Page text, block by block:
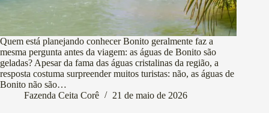
Quem está planejando conhecer Bonito geralmente faz a
mesma pergunta antes da viagem: as águas de Bonito são
geladas? Apesar da fama das águas cristalinas da região, a
resposta costuma surpreender muitos turistas: não, as águas de
Bonito não são…
Fazenda Ceita Corê
21 de maio de 2026